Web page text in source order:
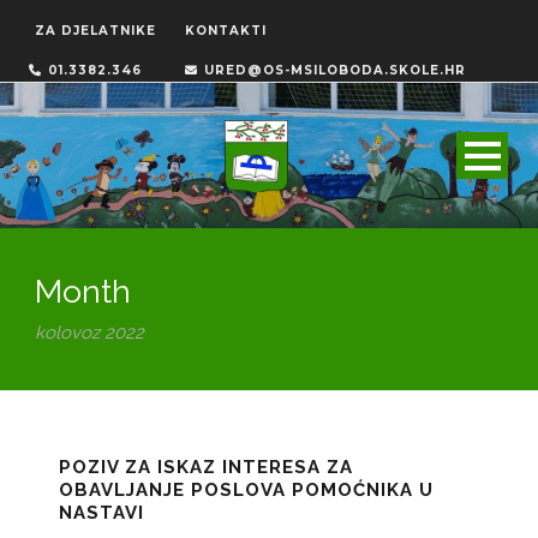
ZA DJELATNIKE KONTAKTI
01.3382.346 URED@OS-MSILOBODA.SKOLE.HR
Month
kolovoz 2022
POZIV ZA ISKAZ INTERESA ZA
OBAVLJANJE POSLOVA POMOĆNIKA U
NASTAVI